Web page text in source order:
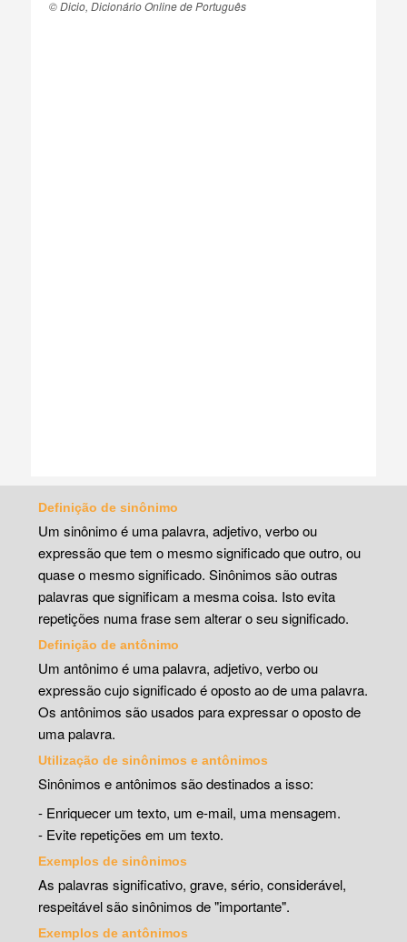
© Dicio, Dicionário Online de Português
Definição de sinônimo
Um sinônimo é uma palavra, adjetivo, verbo ou
expressão que tem o mesmo significado que outro, ou
quase o mesmo significado. Sinônimos são outras
palavras que significam a mesma coisa. Isto evita
repetições numa frase sem alterar o seu significado.
Definição de antônimo
Um antônimo é uma palavra, adjetivo, verbo ou
expressão cujo significado é oposto ao de uma palavra.
Os antônimos são usados para expressar o oposto de
uma palavra.
Utilização de sinônimos e antônimos
Sinônimos e antônimos são destinados a isso:
- Enriquecer um texto, um e-mail, uma mensagem.
- Evite repetições em um texto.
Exemplos de sinônimos
As palavras significativo, grave, sério, considerável,
respeitável são sinônimos de "importante".
Exemplos de antônimos